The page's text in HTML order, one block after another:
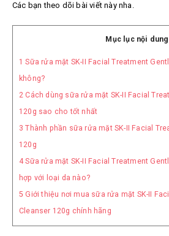
Các bạn theo dõi bài viết này nha.
Mục lục nội dung
1 Sữa rửa mặt SK-II Facial Treatment
không?
2 Cách dùng sữa rửa mặt SK-II Facial
120g sao cho tốt nhất
3 Thành phần sữa rửa mặt SK-II Facial
120g
4Sữa rửa mặt SK-II Facial Treatment
hợp với loại da nào?
5 Giới thiệu nơi mua sữa rửa mặt SK-II
Cleanser 120g chính hãng